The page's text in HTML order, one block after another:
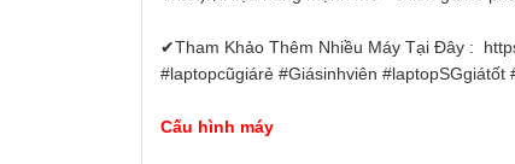
✔Tham Khảo Thêm Nhiều Máy Tại Đây :
#laptopcũgiárẻ #Giásinhviên #laptopSGgiátốt
Cấu hình máy